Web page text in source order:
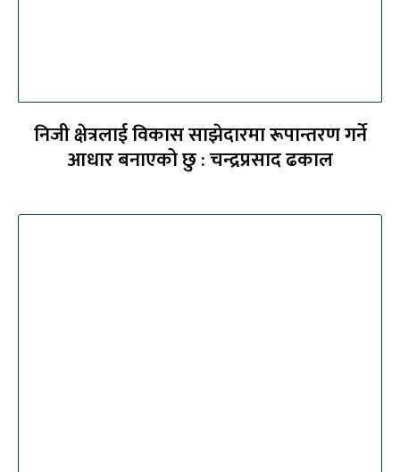
निजी क्षेत्रलाई विकास साझेदारमा रूपान्तरण गर्ने
आधार बनाएको छु : चन्द्रप्रसाद ढकाल